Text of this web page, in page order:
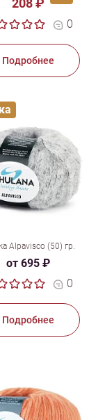
208 ₽
0
Подробнее
Alpavisco (50) гр.
от 695 ₽
0
Подробнее